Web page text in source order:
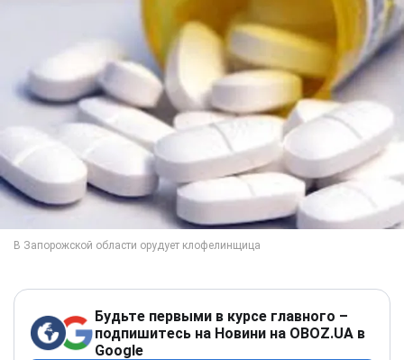
Будьте первыми в курсе главного –
подпишитесь на Новини на OBOZ.UA в
Google